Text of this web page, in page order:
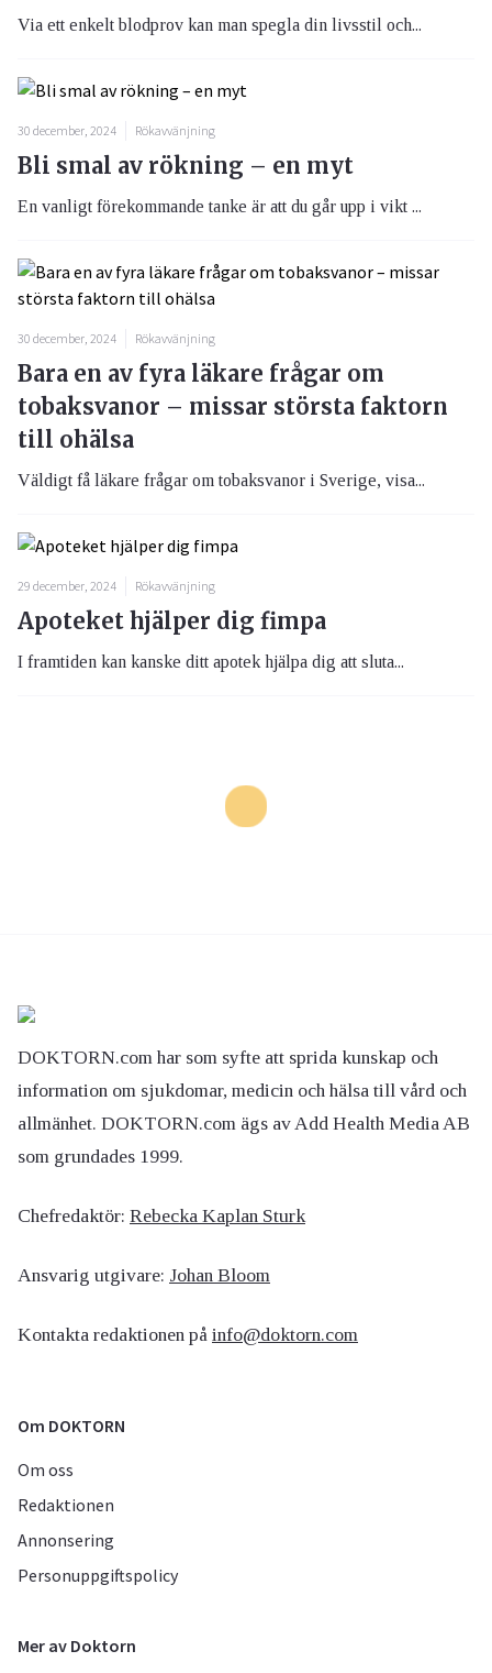
Via ett enkelt blodprov kan man spegla din livsstil och...
30 december, 2024 Rökavvänjning
Bli smal av rökning – en myt
En vanligt förekommande tanke är att du går upp i vikt ...
30 december, 2024 Rökavvänjning
Bara en av fyra läkare frågar om
tobaksvanor – missar största faktorn
till ohälsa
Väldigt få läkare frågar om tobaksvanor i Sverige, visa...
29 december, 2024 Rökavvänjning
Apoteket hjälper dig fimpa
I framtiden kan kanske ditt apotek hjälpa dig att sluta...
DOKTORN.com har som syfte att sprida kunskap och
information om sjukdomar, medicin och hälsa till vård och
allmänhet. DOKTORN.com ägs av Add Health Media AB
som grundades 1999.
Chefredaktör: Rebecka Kaplan Sturk
Ansvarig utgivare: Johan Bloom
Kontakta redaktionen på info@doktorn.com
Om DOKTORN
Om oss
Redaktionen
Annonsering
Personuppgiftspolicy
Mer av Doktorn